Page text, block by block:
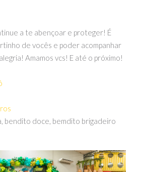
a te abençoar e proteger! É
de vocês e poder acompanhar
Amamos vcs! E até o próximo!
bendito doce, bemdito brigadeiro